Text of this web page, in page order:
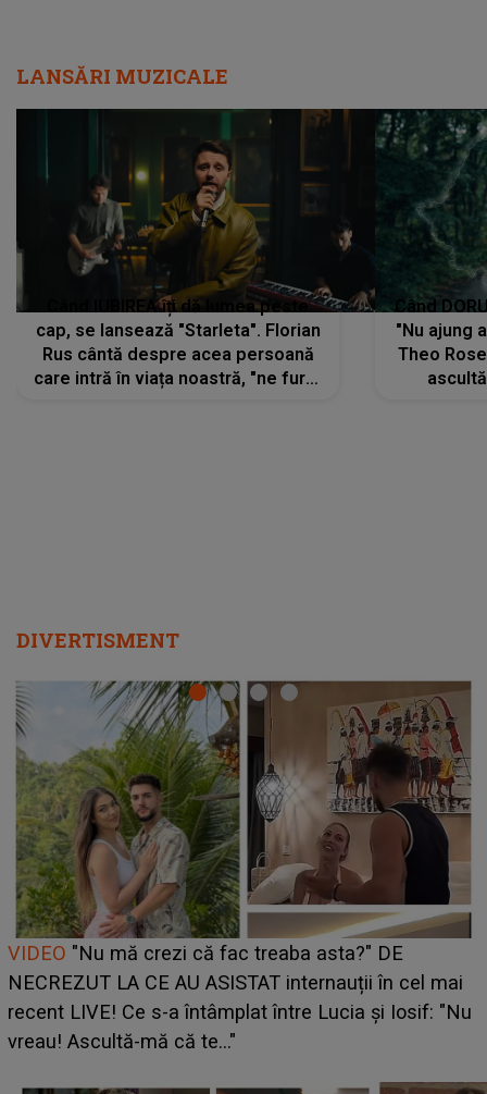
LANSĂRI MUZICALE
Când IUBIREA îți dă lumea peste
cap, se lansează "Starleta". Florian
Rus cântă despre acea persoană
care intră în viața noastră, "ne fură"
Când
"Nu ajung
Theo
DIVERTISMENT
Cine este Bianca, tânăra clujeancă luată pe scenă la
UNTOLD ONE de Zara Larsson? Aceasta a dezvăluit
ce i-a spus artista suedeză în culise: „Nu am fost
pregătită...”